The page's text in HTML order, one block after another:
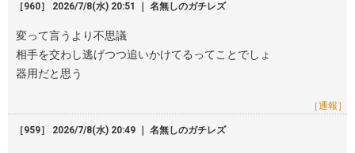
［960］ 2026/7/8(水) 20:51 ｜ 名無しのガチレズ
変って言うより不思議
相手を交わし逃げつつ追いかけてるってことでしょ
器用だと思う
［通報］
［959］ 2026/7/8(水) 20:49 ｜ 名無しのガチレズ